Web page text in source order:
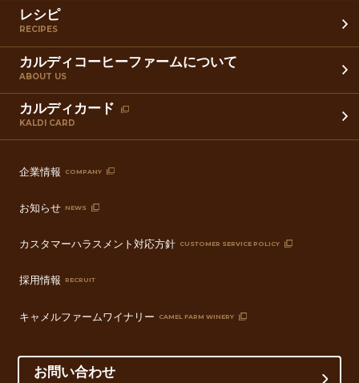
レシピ
RECIPES
カルディコーヒーファームについて
ABOUT US
カルディカード
KALDI CARD
企業情報 COMPANY
お知らせ NEWS
カスタマーハラスメント対応方針 CUSTOMER SERVICE POLICY
採用情報 RECRUIT
キャメルファームワイナリー CAMEL FARM WINERY
お問い合わせ